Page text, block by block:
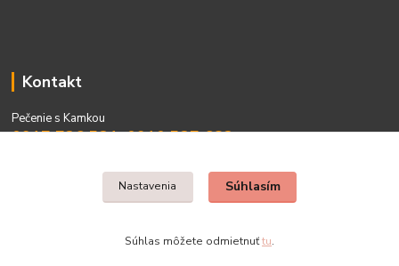
Kontakt
Pečenie s Kamkou
0917 736 531, 0910 537 682
Nastavenia Súhlasím
Súhlas môžete odmietnuťtu.